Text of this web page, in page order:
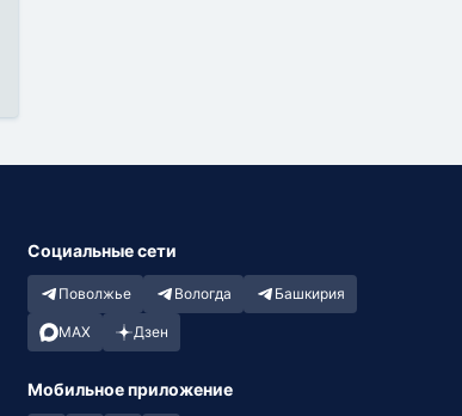
Социальные сети
Поволжье Вологда Башкирия
MAX Дзен
Мобильное приложение